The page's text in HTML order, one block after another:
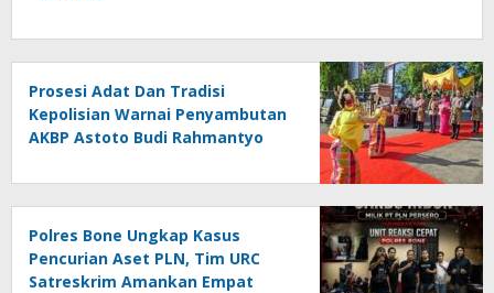
Prosesi Adat Dan Tradisi
Kepolisian Warnai Penyambutan
AKBP Astoto Budi Rahmantyo
Polres Bone Ungkap Kasus
Pencurian Aset PLN, Tim URC
Satreskrim Amankan Empat